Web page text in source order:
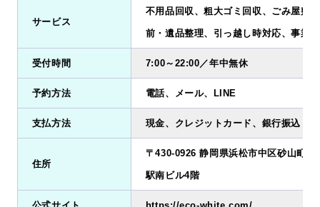
サービス
不用品回収、粗大ゴミ回収、ごみ屋敷
前・遺品整理、引っ越し時対応、事業
受付時間 7:00～22:00／年中無休
予約方法 電話、メール、LINE
支払方法 現金、クレジットカード、銀行振込
住所
〒430-0926 静岡県浜松市中区砂山町
駅南ビル4階